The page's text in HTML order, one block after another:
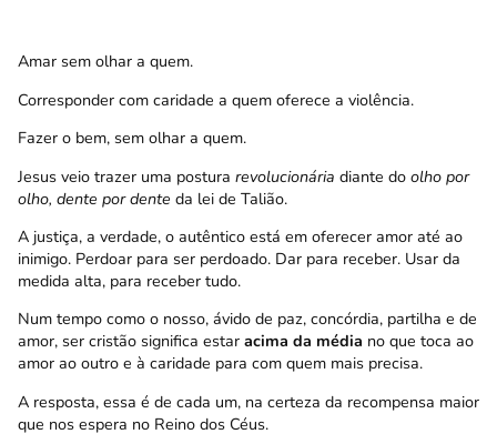
Amar sem olhar a quem.
Corresponder com caridade a quem oferece a violência.
Fazer o bem, sem olhar a quem.
Jesus veio trazer uma postura revolucionária diante do olho por
olho, dente por dente da lei de Talião.
A justiça, a verdade, o autêntico está em oferecer amor até ao
inimigo. Perdoar para ser perdoado. Dar para receber. Usar da
medida alta, para receber tudo.
Num tempo como o nosso, ávido de paz, concórdia, partilha e de
amor, ser cristão significa estar acima da média no que toca ao
amor ao outro e à caridade para com quem mais precisa.
A resposta, essa é de cada um, na certeza da recompensa maior
que nos espera no Reino dos Céus.